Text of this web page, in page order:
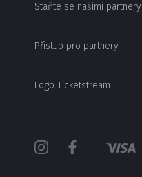
Staňte se našimi partnery
Přístup pro partnery
Logo Ticketstream